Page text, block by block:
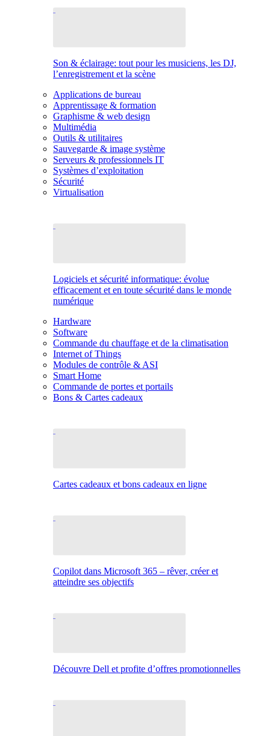
Son & éclairage: tout pour les musiciens, les DJ,
l’enregistrement et la scène
Applications de bureau
Apprentissage & formation
Graphisme & web design
Multimédia
Outils & utilitaires
Sauvegarde & image système
Serveurs & professionnels IT
Systèmes d’exploitation
Sécurité
Virtualisation
Logiciels et sécurité informatique: évolue
efficacement et en toute sécurité dans le monde
numérique
Hardware
Software
Commande du chauffage et de la climatisation
Internet of Things
Modules de contrôle & ASI
Smart Home
Commande de portes et portails
Bons & Cartes cadeaux
Cartes cadeaux et bons cadeaux en ligne
Copilot dans Microsoft 365 – rêver, créer et
atteindre ses objectifs
Découvre Dell et profite d’offres promotionnelles